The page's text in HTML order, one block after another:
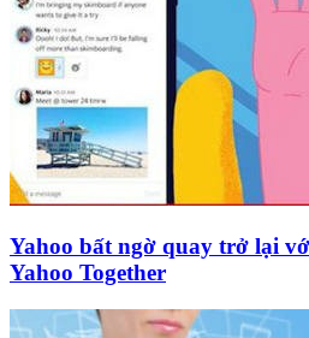
Yahoo bất ngờ quay trở lại
Yahoo Together